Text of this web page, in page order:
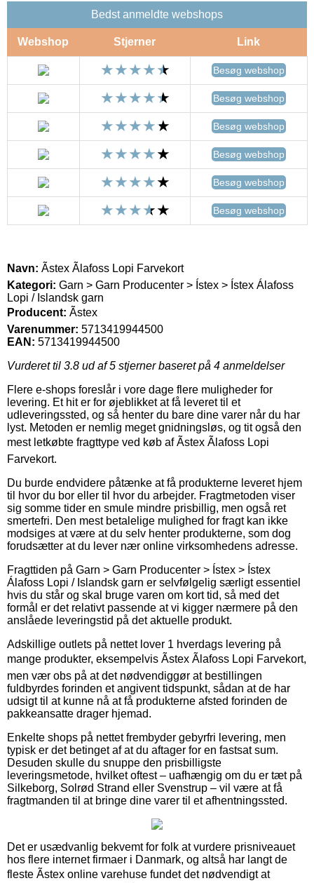
Bedst anmeldte webshops
Webshop Stjerner Link
Besøg webshop
Besøg webshop
Besøg webshop
Besøg webshop
Besøg webshop
Besøg webshop
Navn: Ãstex Ãlafoss Lopi Farvekort
Kategori: Garn > Garn Producenter > Ístex > Ístex Álafoss
Lopi / Islandsk garn
Producent: Ãstex
Varenummer: 5713419944500
EAN: 5713419944500
Vurderet til 3.8 ud af 5 stjerner baseret på 4 anmeldelser
Flere e-shops foreslår i vore dage flere muligheder for
levering. Et hit er for øjeblikket at få leveret til et
udleveringssted, og så henter du bare dine varer når du har
lyst. Metoden er nemlig meget gnidningsløs, og tit også den
mest letkøbte fragttype ved køb af Ãstex Ãlafoss Lopi
Farvekort.
Du burde endvidere påtænke at få produkterne leveret hjem
til hvor du bor eller til hvor du arbejder. Fragtmetoden viser
sig somme tider en smule mindre prisbillig, men også ret
smertefri. Den mest betalelige mulighed for fragt kan ikke
modsiges at være at du selv henter produkterne, som dog
forudsætter at du lever nær online virksomhedens adresse.
Fragttiden på Garn > Garn Producenter > Ístex > Ístex
Álafoss Lopi / Islandsk garn er selvfølgelig særligt essentiel
hvis du står og skal bruge varen om kort tid, så med det
formål er det relativt passende at vi kigger nærmere på den
anslåede leveringstid på det aktuelle produkt.
Adskillige outlets på nettet lover 1 hverdags levering på
mange produkter, eksempelvis Ãstex Ãlafoss Lopi Farvekort,
men vær obs på at det nødvendiggør at bestillingen
fuldbyrdes forinden et angivent tidspunkt, sådan at de har
udsigt til at kunne nå at få produkterne afsted forinden de
pakkeansatte drager hjemad.
Enkelte shops på nettet frembyder gebyrfri levering, men
typisk er det betinget af at du aftager for en fastsat sum.
Desuden skulle du snuppe den prisbilligste
leveringsmetode, hvilket oftest – uafhængig om du er tæt på
Silkeborg, Solrød Strand eller Svenstrup – vil være at få
fragtmanden til at bringe dine varer til et afhentningssted.
Det er usædvanlig bekvemt for folk at vurdere prisniveauet
hos flere internet firmaer i Danmark, og altså har langt de
fleste Ãstex online varehuse fundet det nødvendigt at